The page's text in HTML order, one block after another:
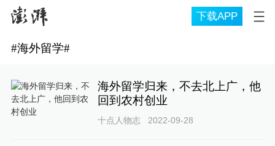
下载APP
#海外留学#
海外留学归来，不去北上广，他
回到农村创业
十点人物志 2022-09-28